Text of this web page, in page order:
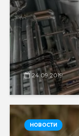
24.09.2019
НОВОСТИ